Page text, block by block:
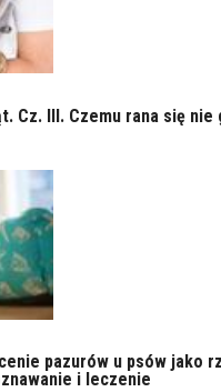
Cz. III. Czemu rana się nie
pazurów u psów jako
i leczenie